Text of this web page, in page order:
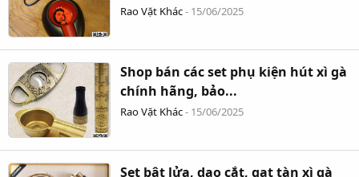
Rao Vặt Khác- 15/06/2025
Shop bán các set phụ kiện hút xì gà
chính hãng, bảo...
Rao Vặt Khác- 15/06/2025
Set bật lửa, dao cắt, gạt tàn xì gà